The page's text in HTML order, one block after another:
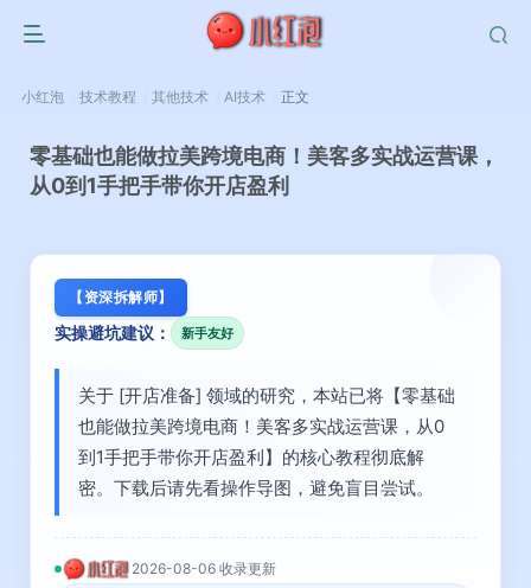
小红泡 技术教程 其他技术 AI技术 正文
零基础也能做拉美跨境电商！美客多实战运营课，
从0到1手把手带你开店盈利
【资深拆解师】
实操避坑建议： 新手友好
关于 [开店准备] 领域的研究，本站已将【零基础
也能做拉美跨境电商！美客多实战运营课，从0
到1手把手带你开店盈利】的核心教程彻底解
密。下载后请先看操作导图，避免盲目尝试。
2026-08-06 收录更新